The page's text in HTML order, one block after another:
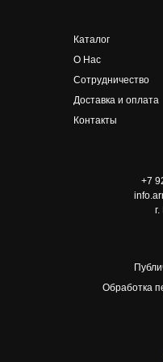
+7
Обработка
Каталог
О Нас
Сотрудничество
Доставка и оплата
Контакты